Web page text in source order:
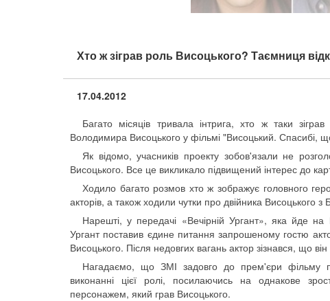
Хто ж зіграв роль Висоцького? Таємниця
17.04.2012
Багато місяців тривала інтрига, хто ж таки
Володимира Висоцького у фільмі "Висоцький. Спасибі,
Як відомо, учасників проекту зобов'язали не
Висоцького. Все це викликало підвищений інтерес до
Ходило багато розмов хто ж зображує головного
акторів, а також ходили чутки про двійника Висоцького з
Нарешті, у передачі «Вечірній Ургант», яка йде
Ургант поставив єдине питання запрошеному гостю
Висоцького. Після недовгих вагань актор зізнався, що
Нагадаємо, що ЗМІ задовго до прем'єри фільму
виконанні цієї ролі, посилаючись на однакове
персонажем, який грав Висоцького.